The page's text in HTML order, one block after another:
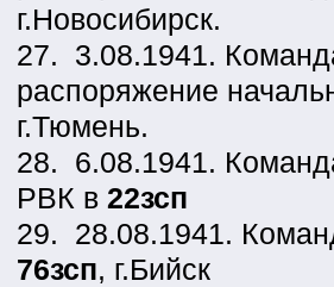
г.Новосибирск.
27. 3.08.1941.
распоряжение
г.Тюмень.
28. 6.08.1941.
РВК в 22зсп
29. 28.08.1941.
76зсп, г.Бийск